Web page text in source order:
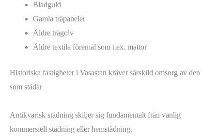
Bladguld
Gamla träpaneler
Äldre trägolv
Äldre textila föremål som t.ex. mattor
Historiska fastigheter i Vasastan kräver särskild omsorg av den
som städar
Antikvarisk städning skiljer sig fundamentalt från vanlig
kommersiell städning eller hemstädning.